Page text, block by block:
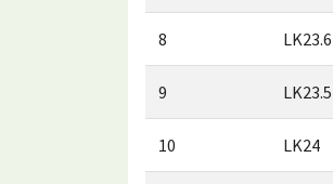
8 LK23.6
9 LK23.5
10 LK24